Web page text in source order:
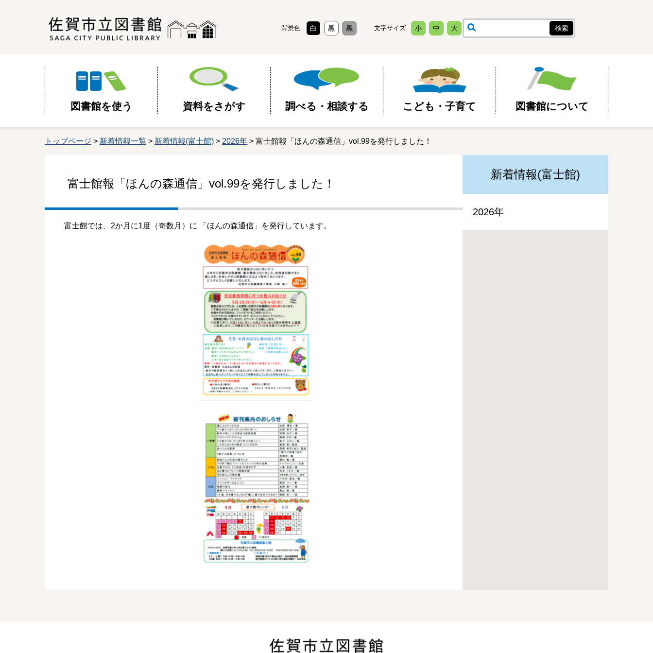
背景色 白 黒 黒 文字サイズ 小 中 大
図書館を使う 資料をさがす 調べる・相談する こども・子育て 図書館について
トップページ > 新着情報一覧 > 新着情報(富士館) > 2026年 > 富士館報「ほんの森通信」vol.99を発行しました！
富士館報「ほんの森通信」vol.99を発行しました！
富士館では、2か月に1度（奇数月）に 「ほんの森通信」を発行しています。
新着情報(富士館)
2026年